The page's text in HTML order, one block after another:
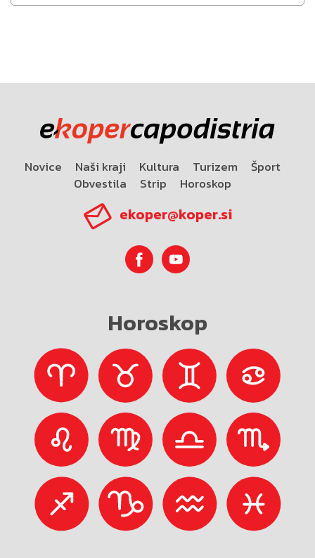
Novice Naši kraji Kultura Turizem
Šport
Obvestila
Strip Horoskop
ekoper@koper.si
Horoskop